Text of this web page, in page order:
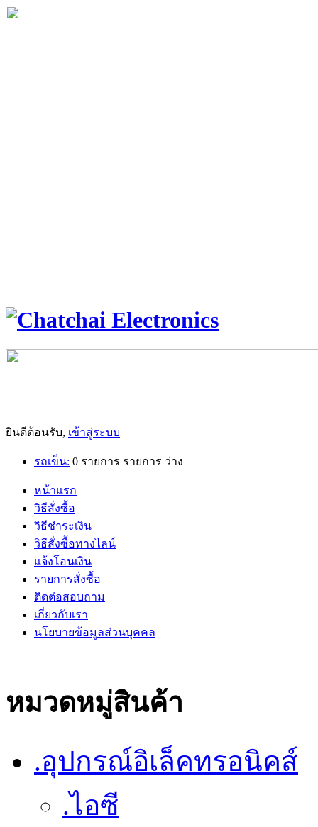
ยินดีต้อนรับ, เข้าสู่ระบบ
รถเข็น: 0 รายการ รายการ ว่าง
หน้าแรก
วิธีสั่งซื้อ
วิธีชำระเงิน
วิธีสั่งซื้อทางไลน์
แจ้งโอนเงิน
รายการสั่งซื้อ
ติดต่อสอบถาม
เกี่ยวกับเรา
นโยบายข้อมูลส่วนบุคคล
หมวดหมู่สินค้า
.อุปกรณ์อิเล็คทรอนิคส์
.ไอซี